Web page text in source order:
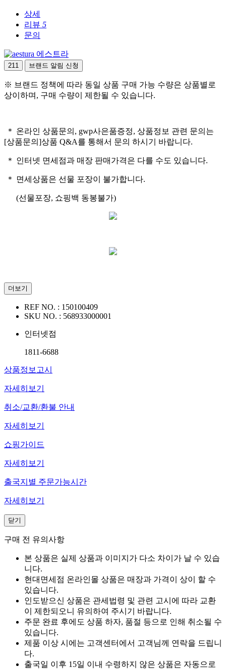
상세
리뷰 5
문의
에스트라
211 브랜드 알림 신청
※ 브랜드 정책에 따라 동일 상품 구매 가능 수량은 상품별로
상이하며, 구매 수량이 제한될 수 있습니다.
＊ 온라인 상품문의, gwp사은품증정, 상품정보 관련 문의는
[상품문의]상품 Q&A를 통해서 문의 하시기 바랍니다.
＊ 인터넷 면세점과 매장 판매가격은 다를 수도 있습니다.
＊ 면세상품은 선물 포장이 불가합니다.
(선물포장, 쇼핑백 동봉불가)
더보기
REF NO. : 150100409
SKU NO. : 568933000001
인터넷점
1811-6688
상품정보고시
자세히보기
취소/교환/환불 안내
자세히보기
쇼핑가이드
자세히보기
출국지별 주문가능시간
자세히보기
닫기
구매 전 유의사항
본 상품은 실제 상품과 이미지가 다소 차이가 날 수 있습
니다.
현대면세점 온라인몰 상품은 매장과 가격이 상이 할 수
있습니다.
인도받으신 상품은 관세법령 및 관련 고시에 따라 교환
이 제한되오니 유의하여 주시기 바랍니다.
주문 완료 후에도 상품 하자, 품절 등으로 인해 취소될 수
있습니다.
제품 이상 시에는 고객센터에서 고객님께 연락을 드립니
다.
출국일 이후 15일 이내 수령하지 않은 상품은 자동으로